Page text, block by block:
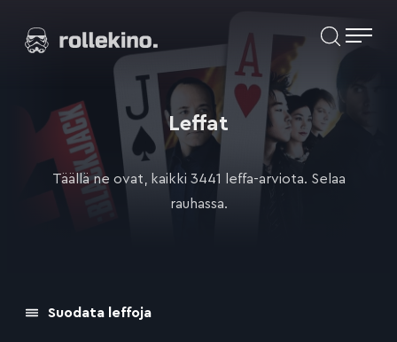
suoraan
Elokuvat ja elokuva-arviot | Rollekino.fi
lopputekstien
jälkeen.
Leffat
Täällä ne ovat, kaikki 3441 leffa-arviota. Selaa
rauhassa.
Suodata leffoja